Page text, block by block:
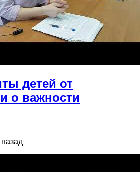
детей от
о важности
назад